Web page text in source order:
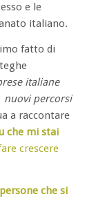
e le
italiano.
fatto di
italiane
nuovi percorsi
a raccontare
che mi stai
crescere
persone che si